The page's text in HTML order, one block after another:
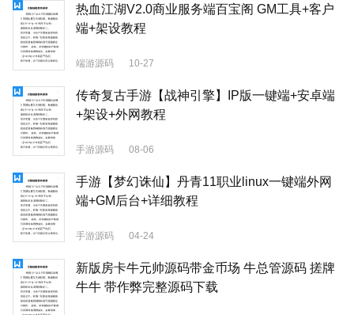
热血江湖V2.0商业服务端百宝阁 GM工具+客户
端+架设教程
端游源码 10-27
传奇复古手游【战神引擎】IP版一键端+安卓端
+架设+外网教程
手游源码 08-06
手游【梦幻诛仙】丹青11职业linux一键端外网
端+GM后台+详细教程
手游源码 04-24
新版房卡牛元帅源码带金币场 牛总管源码 搓牌
牛牛 带作弊完整源码下载